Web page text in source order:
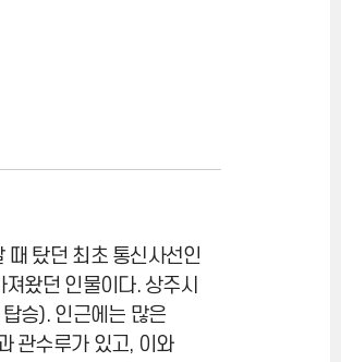
탔던 최초 통신사선인
왔던 인물이다. 상주시
승). 인근에는 많은
관수루가 있고, 이와